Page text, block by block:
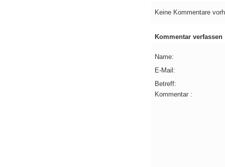
Keine Kommentare
Kommentar verfassen
Name:
E-Mail:
Betreff:
Kommentar :